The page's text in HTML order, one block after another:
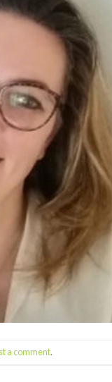
a comment.